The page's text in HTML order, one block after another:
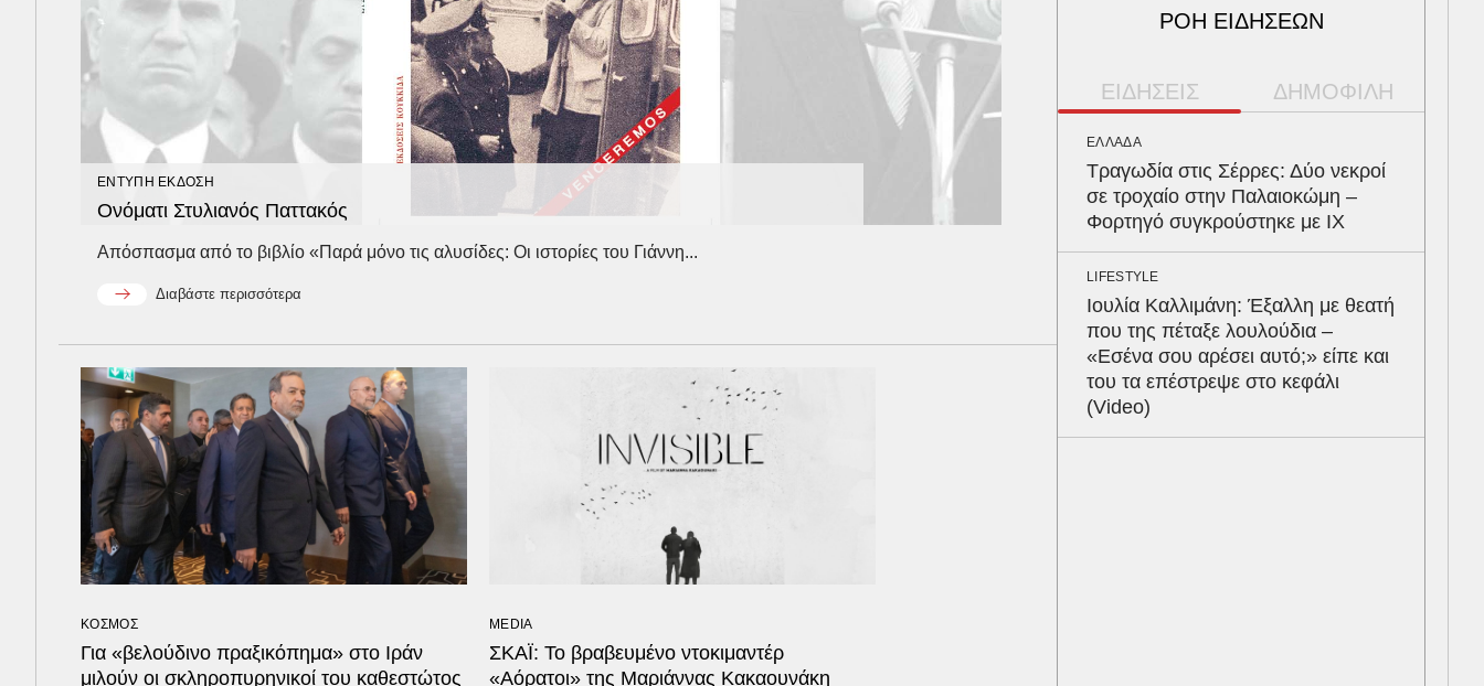
ΕΝΤΥΠΗ ΕΚΔΟΣΗ
Ονόματι Στυλιανός Παττακός
Aπόσπασμα από το βιβλίο «Παρά μόνο τις αλυσίδες: Οι ιστορίες του Γιάννη...
Διαβάστε περισσότερα
ΚΟΣΜΟΣ
Για «βελούδινο πραξικόπημα» στο Ιράν
μιλούν οι σκληροπυρηνικοί του καθεστώτος
MEDIA
ΣΚΑΪ: Το βραβευμένο ντοκιμαντέρ
«Αόρατοι» της Μαριάννας Κακαουνάκη
ΡΟΗ ΕΙΔΗΣΕΩΝ
ΕΙΔΗΣΕΙΣ ΔΗΜΟΦΙΛΗ
ΕΛΛΑΔΑ
Τραγωδία στις Σέρρες: Δύο νεκροί
σε τροχαίο στην Παλαιοκώμη –
Φορτηγό συγκρούστηκε με ΙΧ
LIFESTYLE
Ιουλία Καλλιμάνη: Έξαλλη με θεατή
που της πέταξε λουλούδια –
«Εσένα σου αρέσει αυτό;» είπε και
του τα επέστρεψε στο κεφάλι
(Video)